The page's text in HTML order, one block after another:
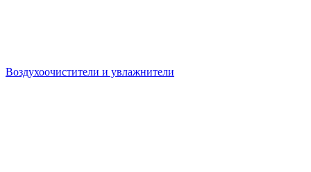
Воздухоочистители и увлажнители